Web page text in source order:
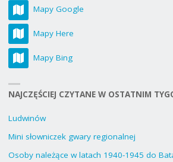
Mapy Google
Mapy Here
Mapy Bing
NAJCZĘŚCIEJ CZYTANE W OSTATNIM
Ludwinów
Mini słowniczek gwary regionalnej
Osoby należące w latach 1940-1945 do